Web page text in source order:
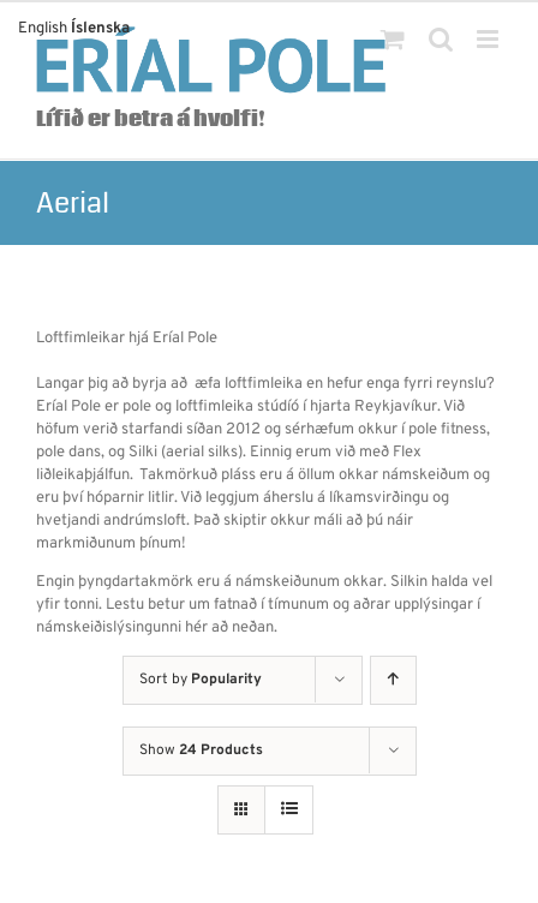
content
Lífið er betra á hvolfi!
Aerial
Loftfimleikar hjá Eríal Pole
Langar þig að byrja að æfa loftfimleika en hefur enga fyrri reynslu?
Eríal Pole er pole og loftfimleika stúdíó í hjarta Reykjavíkur. Við
höfum verið starfandi síðan 2012 og sérhæfum okkur í pole fitness,
pole dans, og Silki (aerial silks). Einnig erum við með Flex
liðleikaþjálfun. Takmörkuð pláss eru á öllum okkar námskeiðum og
eru því hóparnir litlir. Við leggjum áherslu á líkamsvirðingu og
hvetjandi andrúmsloft. Það skiptir okkur máli að þú náir
markmiðunum þínum!
Engin þyngdartakmörk eru á námskeiðunum okkar. Silkin halda vel
yfir tonni. Lestu betur um fatnað í tímunum og aðrar upplýsingar í
námskeiðislýsingunni hér að neðan.
Sort by Popularity
Show 24 Products
English Íslenska